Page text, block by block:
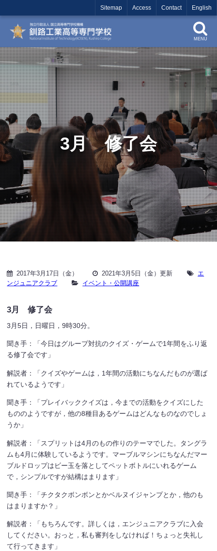
Sitemap Access Contact English
MENU
3月 修了会
2017年3月17日（金） 2021年3月5日（金）更新
エ
ンジュニアクラブ
イベント・公開講座
3月 修了会
3月5日，日曜日，9時30分。
聞き手：「今日はグループ対抗のクイズ・ゲームで1年間をふり返
る修了会です」
解説者：「クイズやゲームは，1年間の活動にちなんだものが選ば
れているようです」
聞き手：「プレイバッククイズは，今までの活動をクイズにした
もののようですが，他の8種目あるゲームはどんなものなのでしょ
うか」
解説者：「スプリットは4月のもの作りのテーマでした。タングラ
ムも4月に体験しているようです。マーブルマシンにちなんだマー
ブルドロップはビー玉を落としてペットボトルにいれるゲーム
で，シンプルですが結構はまります」
聞き手：「チクタクボンボンとかベルヌイジャンプとか，他のも
はまりますか？」
解説者：「もちろんです。詳しくは，エンジュニアクラブに入会
してください。おっと，私も審判をしなければ！ちょっと失礼し
て行ってきます」